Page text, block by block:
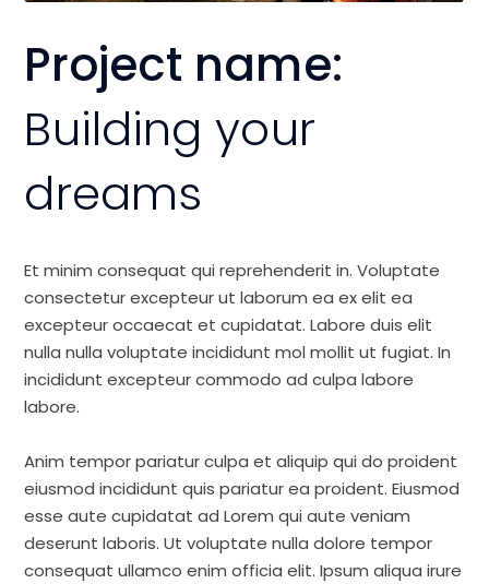
Project name:
Building your
dreams
Et minim consequat qui reprehenderit in. Voluptate
consectetur excepteur ut laborum ea ex elit ea
excepteur occaecat et cupidatat. Labore duis elit
nulla nulla voluptate incididunt mol mollit ut fugiat. In
incididunt excepteur commodo ad culpa labore
labore.
Anim tempor pariatur culpa et aliquip qui do proident
eiusmod incididunt quis pariatur ea proident. Eiusmod
esse aute cupidatat ad Lorem qui aute veniam
deserunt laboris. Ut voluptate nulla dolore tempor
consequat ullamco enim officia elit. Ipsum aliqua irure